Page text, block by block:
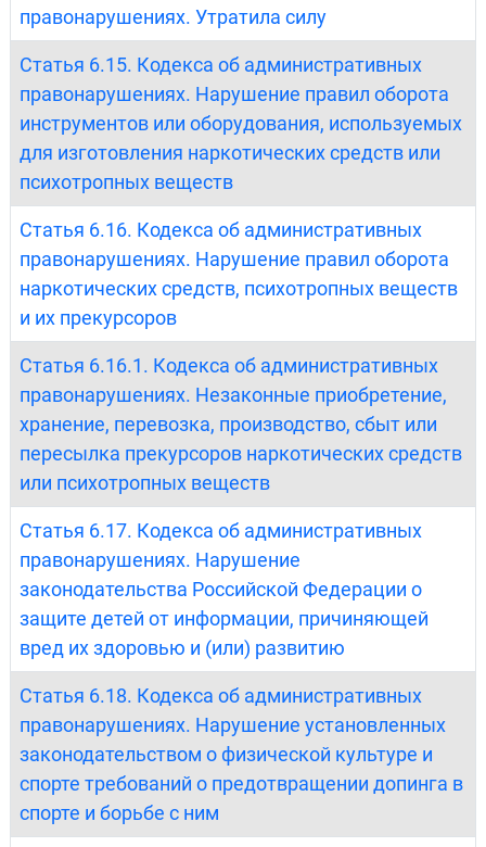
правонарушениях. Утратила силу
Статья 6.15. Кодекса об административных
правонарушениях. Нарушение правил оборота
инструментов или оборудования, используемых
для изготовления наркотических средств или
психотропных веществ
Статья 6.16. Кодекса об административных
правонарушениях. Нарушение правил оборота
наркотических средств, психотропных веществ
и их прекурсоров
Статья 6.16.1. Кодекса об административных
правонарушениях. Незаконные приобретение,
хранение, перевозка, производство, сбыт или
пересылка прекурсоров наркотических средств
или психотропных веществ
Статья 6.17. Кодекса об административных
правонарушениях. Нарушение
законодательства Российской Федерации о
защите детей от информации, причиняющей
вред их здоровью и (или) развитию
Статья 6.18. Кодекса об административных
правонарушениях. Нарушение установленных
законодательством о физической культуре и
спорте требований о предотвращении допинга в
спорте и борьбе с ним